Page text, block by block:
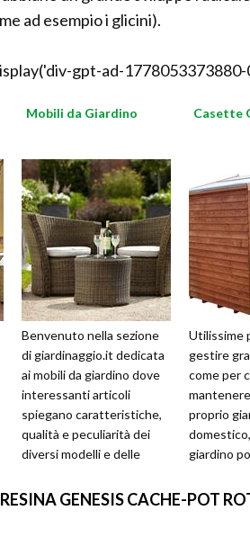
ad esempio i glicini).
gpt-ad-1778053373880-
Mobili da Giardino
Benvenuto nella sezione
di giardinaggio.it dedicata
ai mobili da giardino dove
interessanti articoli
spiegano caratteristiche,
qualità e peculiarità dei
diversi modelli e delle
Casette
Utilissime
gestire
come per
proprio
giardino
materiali,
GENESIS CACHE-POT